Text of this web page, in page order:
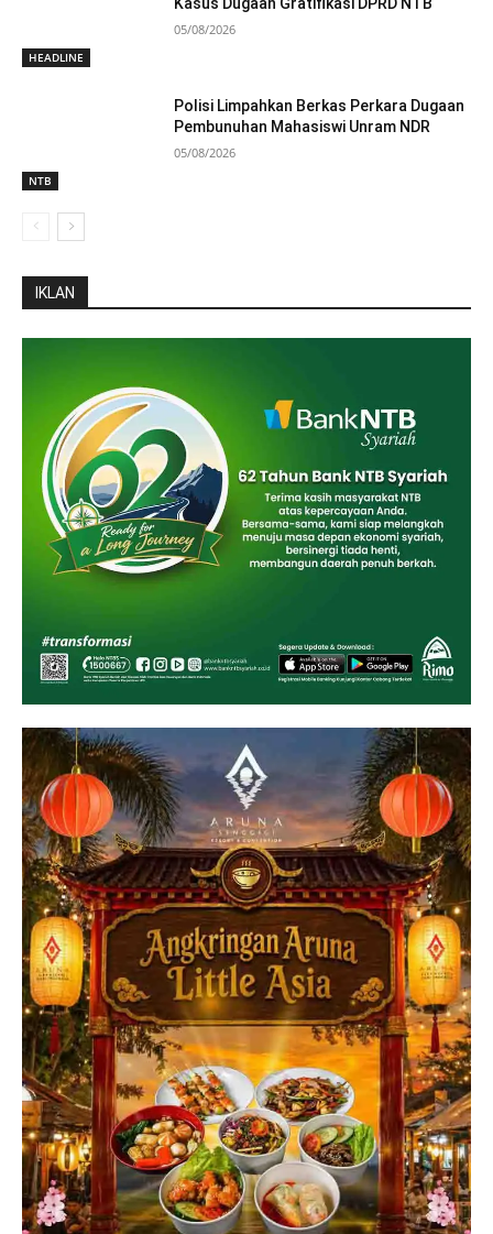
HEADLINE
Kasus Dugaan Gratifikasi DPRD NTB
05/08/2026
NTB
Polisi Limpahkan Berkas Perkara Dugaan
Pembunuhan Mahasiswi Unram NDR
05/08/2026
IKLAN